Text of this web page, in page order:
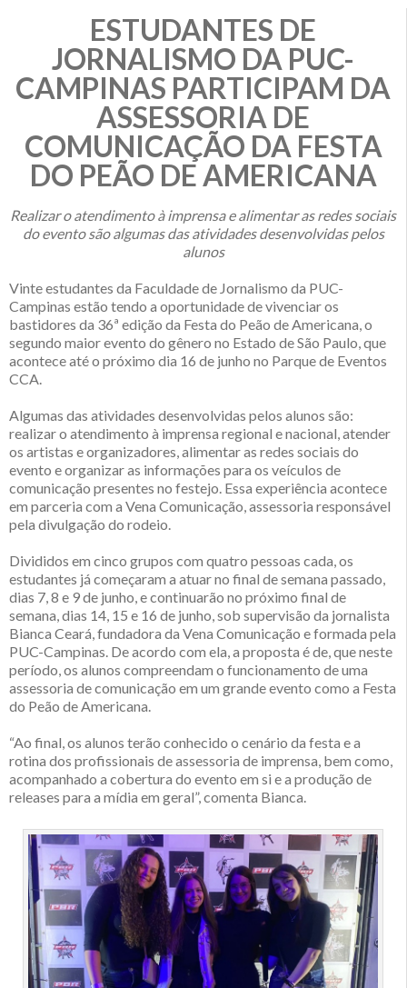
ESTUDANTES DE
JORNALISMO DA PUC-
CAMPINAS PARTICIPAM DA
ASSESSORIA DE
COMUNICAÇÃO DA FESTA
DO PEÃO DE AMERICANA
Realizar o atendimento à imprensa e alimentar as redes sociais
do evento são algumas das atividades desenvolvidas pelos
alunos
Vinte estudantes da Faculdade de Jornalismo da PUC-
Campinas estão tendo a oportunidade de vivenciar os
bastidores da 36ª edição da Festa do Peão de Americana, o
segundo maior evento do gênero no Estado de São Paulo, que
acontece até o próximo dia 16 de junho no Parque de Eventos
CCA.
Algumas das atividades desenvolvidas pelos alunos são:
realizar o atendimento à imprensa regional e nacional, atender
os artistas e organizadores, alimentar as redes sociais do
evento e organizar as informações para os veículos de
comunicação presentes no festejo. Essa experiência acontece
em parceria com a Vena Comunicação, assessoria responsável
pela divulgação do rodeio.
Divididos em cinco grupos com quatro pessoas cada, os
estudantes já começaram a atuar no final de semana passado,
dias 7, 8 e 9 de junho, e continuarão no próximo final de
semana, dias 14, 15 e 16 de junho, sob supervisão da jornalista
Bianca Ceará, fundadora da Vena Comunicação e formada pela
PUC-Campinas. De acordo com ela, a proposta é de, que neste
período, os alunos compreendam o funcionamento de uma
assessoria de comunicação em um grande evento como a Festa
do Peão de Americana.
“Ao final, os alunos terão conhecido o cenário da festa e a
rotina dos profissionais de assessoria de imprensa, bem como,
acompanhado a cobertura do evento em si e a produção de
releases para a mídia em geral”, comenta Bianca.